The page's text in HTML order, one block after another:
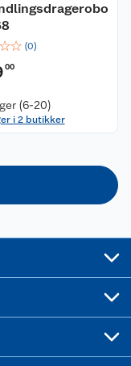
☆ (0)
00
(6-20)
i 2 butikker